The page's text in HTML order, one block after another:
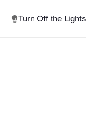
Turn Off the Lights